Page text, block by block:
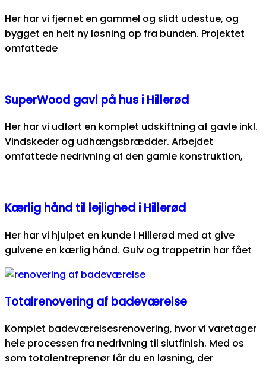
Her har vi fjernet en gammel og slidt udestue, og
bygget en helt ny løsning op fra bunden. Projektet
omfattede
SuperWood gavl på hus i Hillerød
Her har vi udført en komplet udskiftning af gavle inkl.
Vindskeder og udhængsbrædder. Arbejdet
omfattede nedrivning af den gamle konstruktion,
Kærlig hånd til lejlighed i Hillerød
Her har vi hjulpet en kunde i Hillerød med at give
gulvene en kærlig hånd. Gulv og trappetrin har fået
Totalrenovering af badeværelse
Komplet badeværelsesrenovering, hvor vi varetager
hele processen fra nedrivning til slutfinish. Med os
som totalentreprenør får du en løsning, der